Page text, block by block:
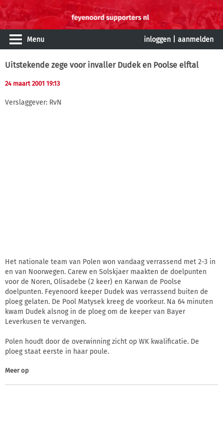
Menu inloggen aanmelden
Uitstekende zege voor invaller Dudek en Poolse elftal
24 maart 2001 19:13
Verslaggever: RvN
Het nationale team van Polen won vandaag verrassend met 2-3 in
en van Noorwegen. Carew en Solskjaer maakten de doelpunten
voor de Noren, Olisadebe (2 keer) en Karwan de Poolse
doelpunten. Feyenoord keeper Dudek was verrassend buiten de
ploeg gelaten. De Pool Matysek kreeg de voorkeur. Na 64 minuten
kwam Dudek alsnog in de ploeg om de keeper van Bayer
Leverkusen te vervangen.
Polen houdt door de overwinning zicht op WK kwalificatie. De
ploeg staat eerste in haar poule.
Meer op